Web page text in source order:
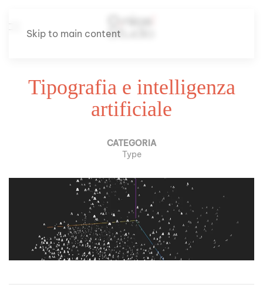
Skip to main content
Tipografia e intelligenza
artificiale
CATEGORIA
Type